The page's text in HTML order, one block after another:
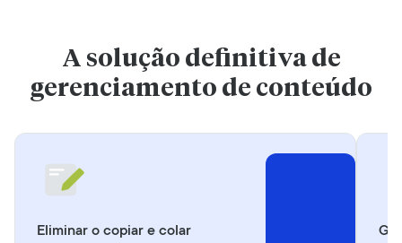
A solução definitiva de
gerenciamento de conteúdo
Eliminar o copiar e colar